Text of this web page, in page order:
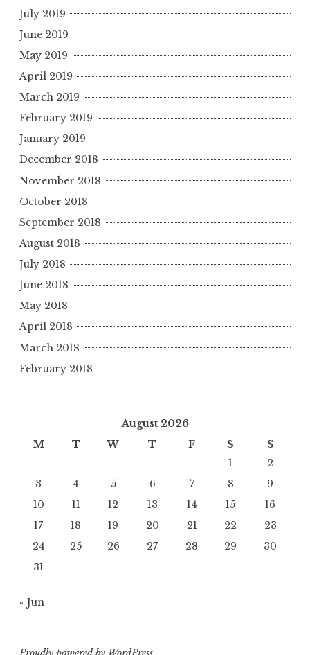
July 2019
June 2019
May 2019
April 2019
March 2019
February 2019
January 2019
December 2018
November 2018
October 2018
September 2018
August 2018
July 2018
June 2018
May 2018
April 2018
March 2018
February 2018
August 2026
M
T W T F S
S
1
2
3
4 5 6 7 8
9
10
11 12 13 14 15
16
17
18 19 20 21 22
23
24
25 26 27 28 29
30
31
« Jun